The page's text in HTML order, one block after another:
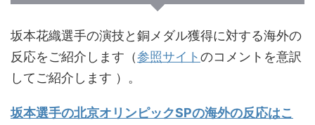
坂本花織選手の演技と銅メダル獲得に対する海外の
反応をご紹介します（参照サイトのコメントを意訳
してご紹介します ）。
坂本選手の北京オリンピックSPの海外の反応はこ